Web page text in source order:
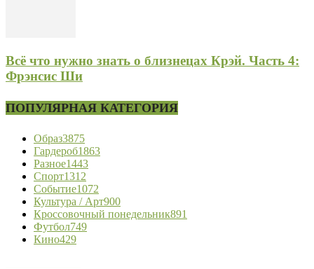
Всё что нужно знать о близнецах Крэй. Часть 4:
Фрэнсис Ши
ПОПУЛЯРНАЯ КАТЕГОРИЯ
Образ3875
Гардероб1863
Разное1443
Спорт1312
Событие1072
Культура / Арт900
Кроссовочный понедельник891
Футбол749
Кино429